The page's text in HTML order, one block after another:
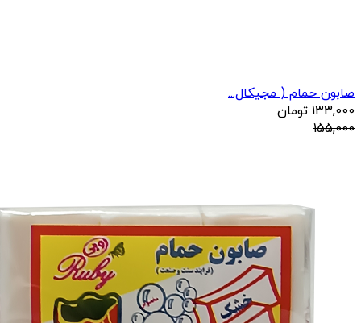
صابون حمام ( مجیکال...
133,000 تومان
155,000